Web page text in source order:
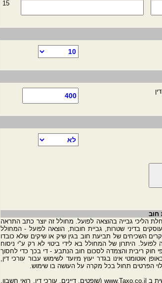
15
חוב
הליכי גבייה בהוצאה לפועל. מחולל זה יוצר כתב התראה
בדיני שטרות, גביית חובות, הוצאה לפועל - המחולל
השכיחים של תביעת חוב בגין שיק או שיקים שלא כובדו
היתרון של המחולל בא לידי ביטוי לא רק ע"י ניסוח
ריבית והצמדה לסכום חוב הנתבע - די בכך כדי לחסוך
אוטומטי אינו בגדר יעוץ מיועד לשימוש עבור עורכי דין,
הפרטים תחול בכל מקרה על העושה בו שימוש.
ב www.Taxo.co.il (שופטים, דיינים, עורכי דין, רואי חשבון,